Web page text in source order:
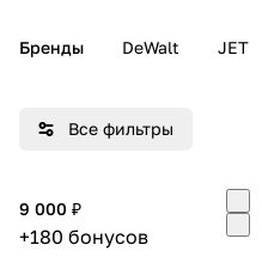
Бренды DeWalt JET
Все фильтры
9 000 ₽
+180 бонусов
25% картой
Получайте товар
выбранный